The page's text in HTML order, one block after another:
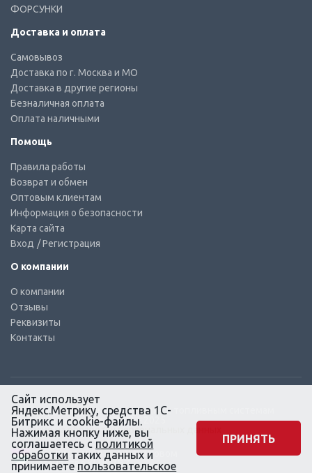
ФОРСУНКИ
Доставка и оплата
Самовывоз
Доставка по г. Москва и МО
Доставка в другие регионы
Безналичная оплата
Оплата наличными
Помощь
Правила работы
Возврат и обмен
Оптовым клиентам
Информация о безопасности
Карта сайта
Вход / Регистрация
О компании
О компании
Отзывы
Реквизиты
Контакты
© КТС-Дизель – Комплектующие к топливным системам
Все права защищены, 2003 – 2025
Согласие на обработку персональных данных
Сайт создан в маркетинговом
агентстве KLUEV.BZ
Сайт использует
Яндекс.Метрику, средства 1С-
Битрикс и cookie-файлы.
Нажимая кнопку ниже, вы
соглашаетесь с политикой
обработки таких данных и
принимаете пользовательское
ПРИНЯТЬ